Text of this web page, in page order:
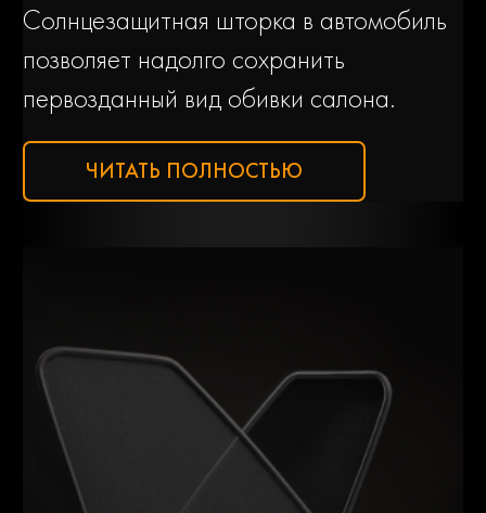
Lincoln Luxgen
Man
Mini Mitsubishi
Opel
Солнцезащитная шторка в автомобиль
позволяет надолго сохранить
первозданный вид обивки салона.
ЧИТАТЬ ПОЛНОСТЬЮ